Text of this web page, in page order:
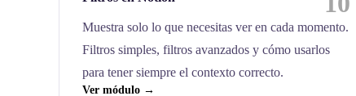
Muestra solo lo que necesitas ver en cada momento.
Filtros simples, filtros avanzados y cómo usarlos
para tener siempre el contexto correcto.
Ver módulo →